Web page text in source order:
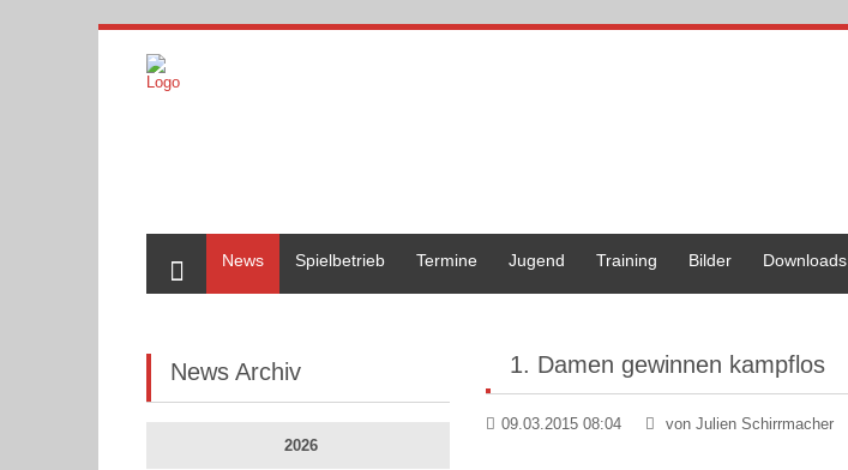
News
Spielbetrieb Termine Jugend Training Bilder Downloads
1. Damen gewinnen kampflos
09.03.2015 08:04 von Julien Schirrmacher
News Archiv
2026